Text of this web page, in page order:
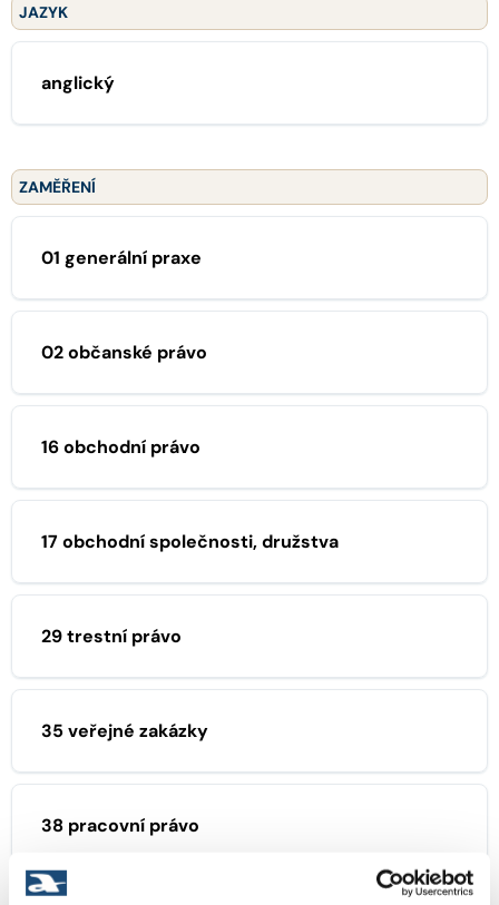
JAZYK
anglický
ZAMĚŘENÍ
01 generální praxe
02 občanské právo
16 obchodní právo
17 obchodní společnosti, družstva
29 trestní právo
35 veřejné zakázky
38 pracovní právo